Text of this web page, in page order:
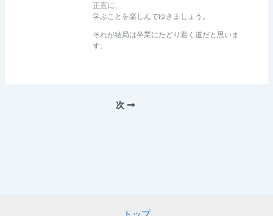
正直に、
学ぶことを楽しんでゆきましょう。
それが結局は卒業にたどり着く道だと思いま
す。
次